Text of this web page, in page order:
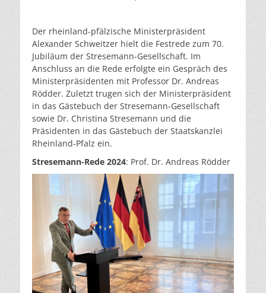
Der rheinland-pfälzische Ministerpräsident
Alexander Schweitzer hielt die Festrede zum 70.
Jubiläum der Stresemann-Gesellschaft. Im
Anschluss an die Rede erfolgte ein Gespräch des
Ministerpräsidenten mit Professor Dr. Andreas
Rödder. Zuletzt trugen sich der Ministerpräsident
in das Gästebuch der Stresemann-Gesellschaft
sowie Dr. Christina Stresemann und die
Präsidenten in das Gästebuch der Staatskanzlei
Rheinland-Pfalz ein.
Stresemann-Rede 2024: Prof. Dr. Andreas Rödder